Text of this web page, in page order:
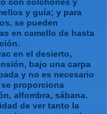
y guía; y para
se pueden
en camello de hasta
en el desierto,
bajo una carpa
y no es necesario
proporciona
alfombra, sábana.
de ver tanto la